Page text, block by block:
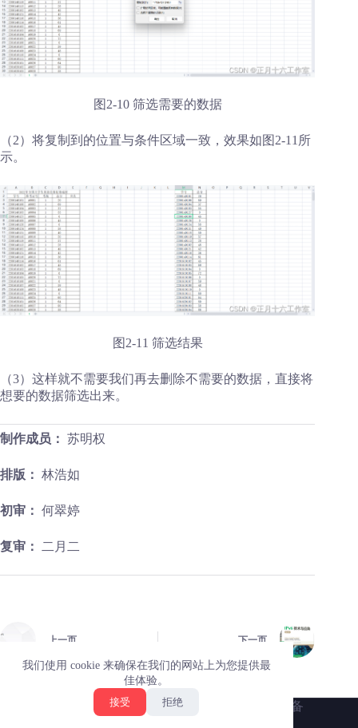
我们使用 cookie 来确保在我们的网站上为您提供最
佳体验。
接受 拒绝
图2-10 筛选需要的数据
（2）将复制到的位置与条件区域一致，效果如图2-11所
示。
图2-11 筛选结果
（3）这样就不需要我们再去删除不需要的数据，直接将
想要的数据筛选出来。
制作成员： 苏明权
排版： 林浩如
初审： 何翠婷
复审： 二月二
上一页 下一页
正月十六（广州）科技有限公司 · 版权所有
粤ICP备